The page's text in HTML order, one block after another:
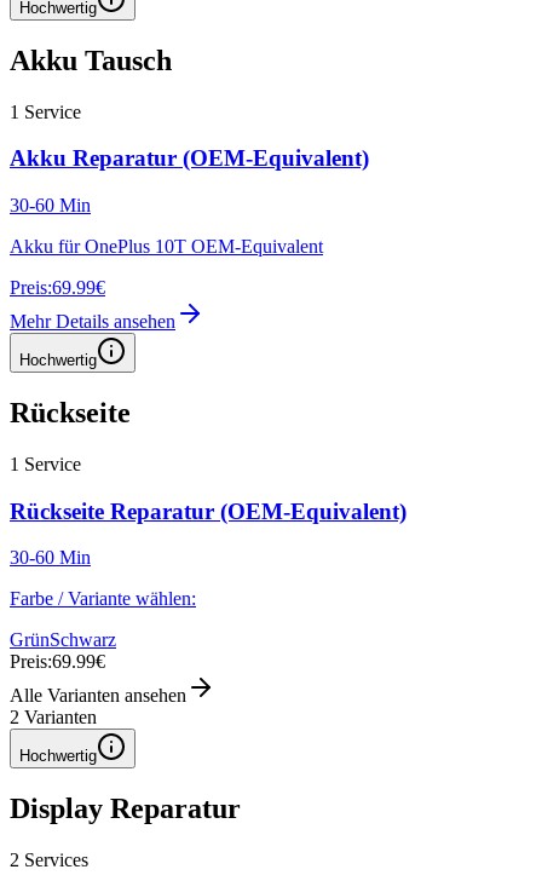
Hochwertig
Akku Tausch
1 Service
Akku Reparatur (OEM-Equivalent)
30-60 Min
Akku für OnePlus 10T OEM-Equivalent
Preis:69.99€
Mehr Details ansehen
Hochwertig
Rückseite
1 Service
Rückseite Reparatur (OEM-Equivalent)
30-60 Min
Farbe / Variante wählen:
GrünSchwarz
Preis:69.99€
Alle Varianten ansehen
2 Varianten
Hochwertig
Display Reparatur
2 Services